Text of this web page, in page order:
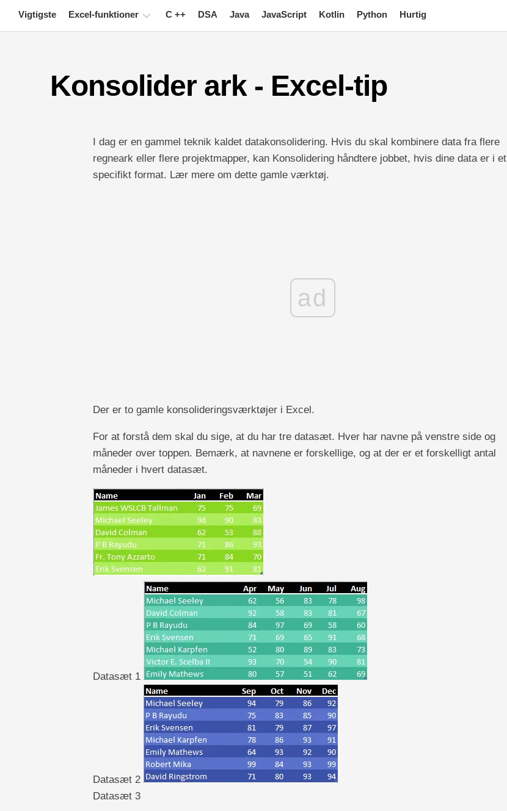
content
Vigtigste Excel-funktioner
Excel-
tip
Ordliste
Tastaturgenveje
C ++ DSA Java JavaScript Kotlin Python Hurtig
Konsolider ark - Excel-tip
I dag er en gammel teknik kaldet datakonsolidering. Hvis du skal kombinere data fra flere
regneark eller flere projektmapper, kan Konsolidering håndtere jobbet, hvis dine data er i et
specifikt format. Lær mere om dette gamle værktøj.
ad
Der er to gamle konsolideringsværktøjer i Excel.
For at forstå dem skal du sige, at du har tre datasæt. Hver har navne på venstre side og
måneder over toppen. Bemærk, at navnene er forskellige, og at der er et forskelligt antal
måneder i hvert datasæt.
Datasæt 1
Datasæt 2
Datasæt 3